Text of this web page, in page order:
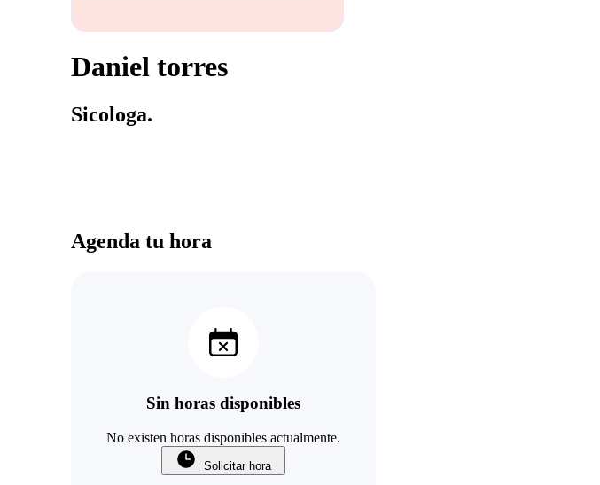
Daniel torres
Sicologa.
Agenda tu hora
Sin horas disponibles
No existen horas disponibles actualmente.
Solicitar hora